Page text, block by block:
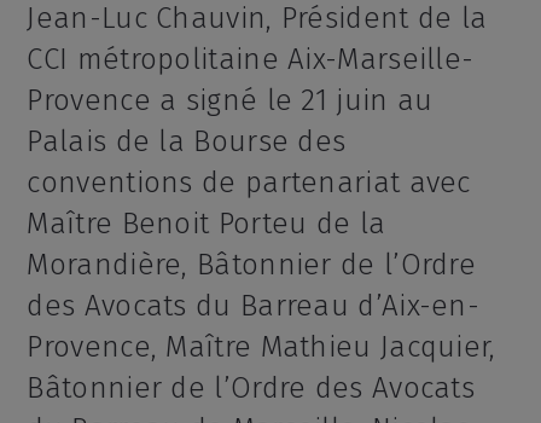
Jean-Luc Chauvin, Président de la
CCI métropolitaine Aix-Marseille-
Provence a signé le 21 juin au
Palais de la Bourse des
conventions de partenariat avec
Maître Benoit Porteu de la
Morandière, Bâtonnier de l’Ordre
des Avocats du Barreau d’Aix-en-
Provence, Maître Mathieu Jacquier,
Bâtonnier de l’Ordre des Avocats